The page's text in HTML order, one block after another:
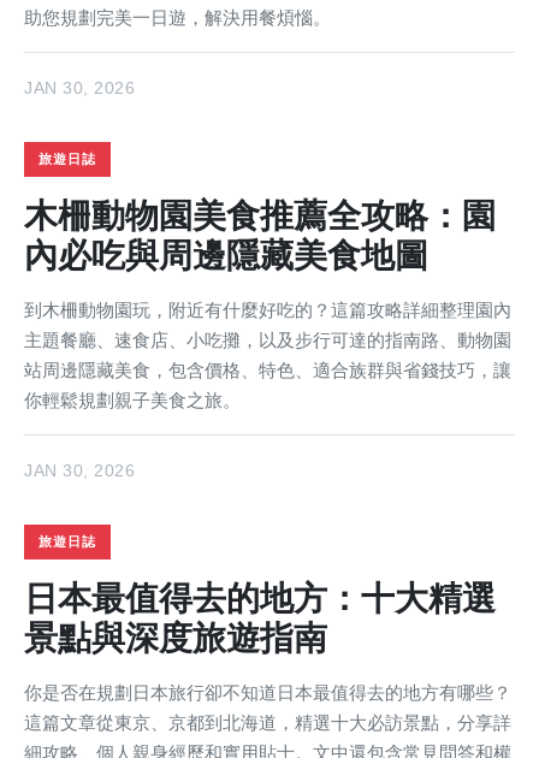
助您規劃完美一日遊，解決用餐煩惱。
JAN 30, 2026
旅遊日誌
木柵動物園美食推薦全攻略：園
內必吃與周邊隱藏美食地圖
到木柵動物園玩，附近有什麼好吃的？這篇攻略詳細整理園內
主題餐廳、速食店、小吃攤，以及步行可達的指南路、動物園
站周邊隱藏美食，包含價格、特色、適合族群與省錢技巧，讓
你輕鬆規劃親子美食之旅。
JAN 30, 2026
旅遊日誌
日本最值得去的地方：十大精選
景點與深度旅遊指南
你是否在規劃日本旅行卻不知道日本最值得去的地方有哪些？
這篇文章從東京、京都到北海道，精選十大必訪景點，分享詳
細攻略、個人親身經歷和實用貼士。文中還包含常見問答和權